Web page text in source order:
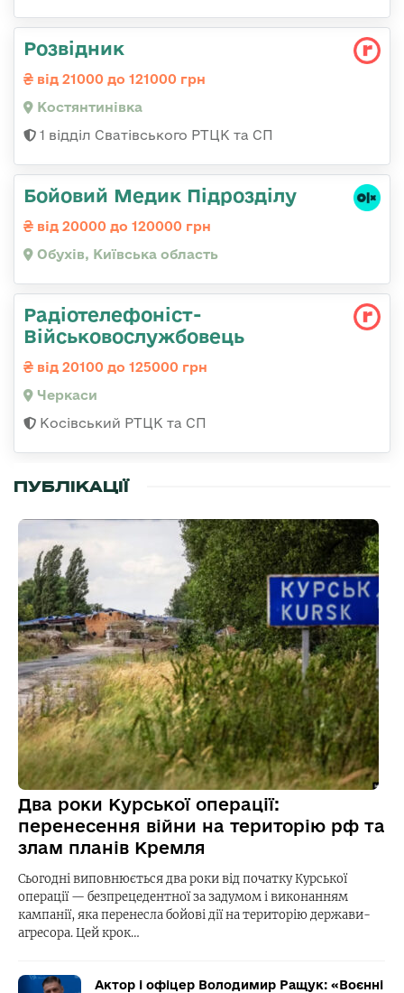
Розвідник
від 21000 до 121000 грн
Костянтинівка
1 відділ Сватівського РТЦК та СП
Бойовий Медик Підрозділу
від 20000 до 120000 грн
Обухів, Київська область
Радіотелефоніст-
Військовослужбовець
від 20100 до 125000 грн
Черкаси
Косівський РТЦК та СП
ПУБЛІКАЦІЇ
Два роки Курської операції:
перенесення війни на територію рф та
злам планів Кремля
Сьогодні виповнюється два роки від початку Курської
операції — безпрецедентної за задумом і виконанням
кампанії, яка перенесла бойові дії на територію держави-
агресора. Цей крок…
Актор і офіцер Володимир Ращук: «Воєнні